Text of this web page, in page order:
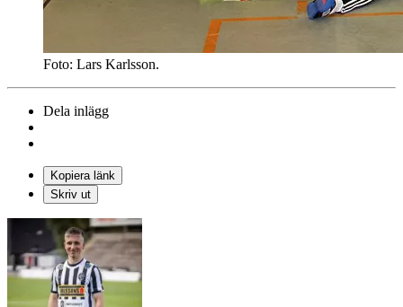
Foto: Lars Karlsson.
Dela inlägg
Kopiera länk
Skriv ut